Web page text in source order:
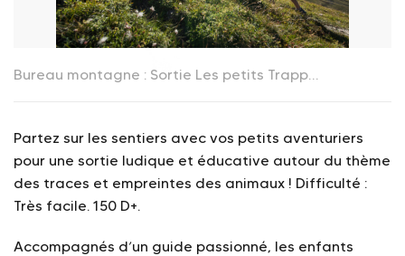
Bureau montagne : Sortie Les petits Trappeurs_La Toussuire
Partez sur les sentiers avec vos petits aventuriers
pour une sortie ludique et éducative autour du thème
des traces et empreintes des animaux ! Difficulté :
Très facile. 150 D+.
Accompagnés d’un guide passionné, les enfants